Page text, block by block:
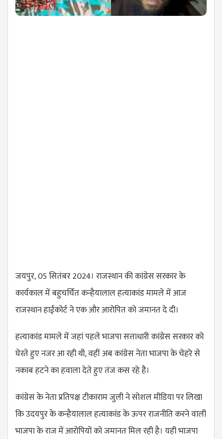
जयपुर, 05 सितंबर 2024। राजस्थान की कांग्रेस सरकार के
कार्यकाल में बहुचर्चित कन्हैयालाल हत्याकांड मामले में आज
राजस्थान हाईकोर्ट ने एक और आरोपित को जमानत दे दी।
हत्याकांड मामले में जहां पहले भाजपा सत्ताधारी कांग्रेस सरकार को
घेरते हुए नजर आ रही थी, वहीं अब कांग्रेस नेता भाजपा के चेहरे से
नकाब हटने का हवाला देते हुए तंज कस रहे है।
कांग्रेस के नेता प्रतिपक्ष टीकाराम जुली ने सोशल मीडिया पर लिखा
कि उदयपुर के कन्हैयालाल हत्याकांड के ऊपर राजनीति करने वाली
भाजपा के राज में आरोपियों को जमानत मिल रही है। यही भाजपा